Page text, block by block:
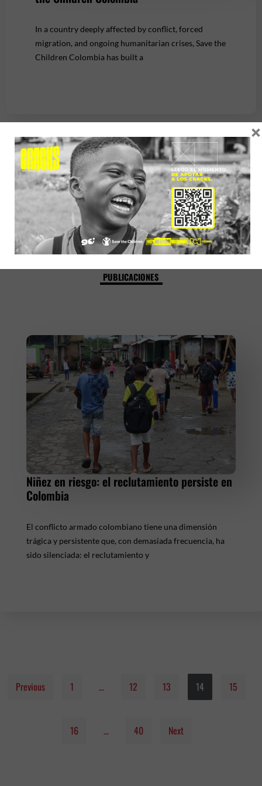
In a country deeply affected by conflict, forced
migration, and ongoing humanitarian crises, Save the
Children Colombia has built a
Previous 1 … 12 13 14 15
16 … 84 Next
PUBLICACIONES
Niñez en riesgo: el reclutamiento persiste en
Colombia
El conflicto armado colombiano tiene una dimensión
trágica y persistente que, con demasiada frecuencia, ha
sido silenciada: el reclutamiento y
Previous 1 … 12 13 14 15
16 … 40 Next
×